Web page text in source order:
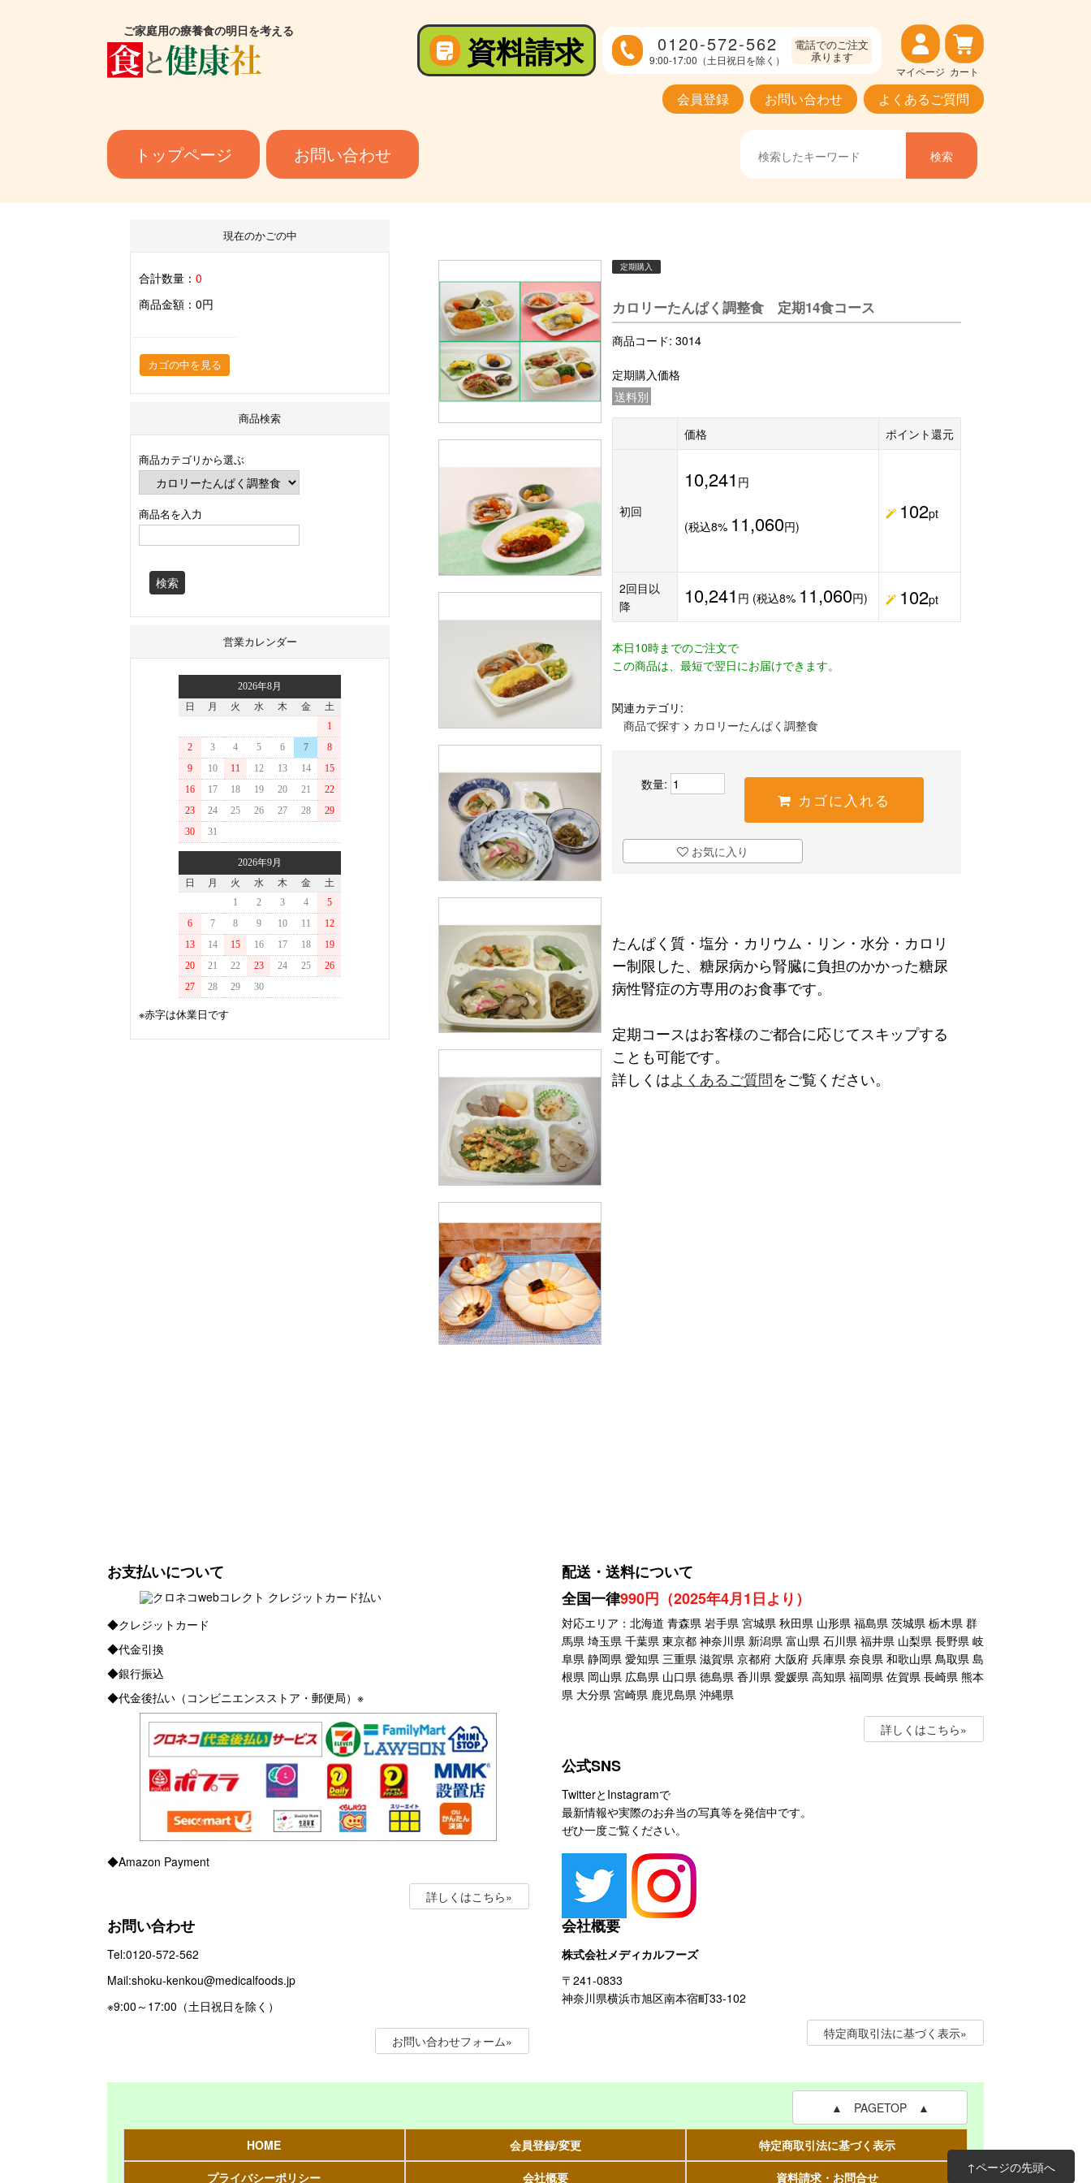
ご家庭用の療養食の明日を考える 資料請求 0120-572-562
9:00-17:00（土日祝日を除く）
電話でのご注文
承ります
マイページ カート
会員登録 お問い合わせ よくあるご質問
トップページ お問い合わせ
現在のかごの中
合計数量： 0
商品金額： 0円
カゴの中を見る
商品検索
商品カテゴリから選ぶ
商品名を入力
営業カレンダー
2026年8月
日
月 火 水 木 金
土
1
2
3 4 5 6 7
8
9
10 11 12 13 14
15
16
17 18 19 20 21
22
23
24 25 26 27 28
29
30
31
2026年9月
日
月 火 水 木 金
土
1
2 3 4
5
6
7 8 9 10 11
12
13
14 15 16 17 18
19
20
21 22 23 24 25
26
27
28 29 30
※赤字は休業日です
定期購入
カロリーたんぱく調整食 定期14食コース
商品コード: 3014
定期購入価格
送料別
価格 ポイント還元
初回
10,241 円
(税込8% 11,060円)
102pt
2回目以
降
10,241 円 (税込8% 11,060円) 102pt
本日10時までのご注文で
この商品は、最短で翌日にお届けできます。
関連カテゴリ:
商品で探す > カロリーたんぱく調整食
数量:
カゴに入れる
お気に入り
たんぱく質・塩分・カリウム・リン・水分・カロリ
ー制限した、糖尿病から腎臓に負担のかかった糖尿
病性腎症の方専用のお食事です。
定期コースはお客様のご都合に応じてスキップする
ことも可能です。
詳しくはよくあるご質問をご覧ください。
↑ページの先頭へ
お支払いについて
◆クレジットカード
◆代金引換
◆銀行振込
◆代金後払い（コンビニエンスストア・郵便局）※
◆Amazon Payment
詳しくはこちら»
配送・送料について
全国一律990円（2025年4月1日より）
対応エリア：北海道 青森県 岩手県 宮城県 秋田県 山形県 福島県 茨城県 栃木県 群
馬県 埼玉県 千葉県 東京都 神奈川県 新潟県 富山県 石川県 福井県 山梨県 長野県 岐
阜県 静岡県 愛知県 三重県 滋賀県 京都府 大阪府 兵庫県 奈良県 和歌山県 鳥取県 島
根県 岡山県 広島県 山口県 徳島県 香川県 愛媛県 高知県 福岡県 佐賀県 長崎県 熊本
県 大分県 宮崎県 鹿児島県 沖縄県
詳しくはこちら»
公式SNS
TwitterとInstagramで
最新情報や実際のお弁当の写真等を発信中です。
ぜひ一度ご覧ください。
お問い合わせ
Tel:0120-572-562
Mail:shoku-kenkou@medicalfoods.jp
※9:00～17:00（土日祝日を除く）
お問い合わせフォーム»
会社概要
株式会社メディカルフーズ
〒241-0833
神奈川県横浜市旭区南本宿町33-102
特定商取引法に基づく表示»
▲ PAGETOP ▲
HOME 会員登録/変更
特定商取引法に基づく表示
プライバシーポリシー
会社概要 資料請求・お問合せ